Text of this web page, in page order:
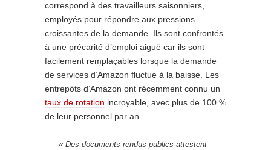
correspond à des travailleurs saisonniers,
employés pour répondre aux pressions
croissantes de la demande. Ils sont confrontés
à une précarité d’emploi aiguë car ils sont
facilement remplaçables lorsque la demande
de services d’Amazon fluctue à la baisse. Les
entrepôts d’Amazon ont récemment connu un
taux de rotation incroyable, avec plus de 100 %
de leur personnel par an.
« Des documents rendus publics attestent